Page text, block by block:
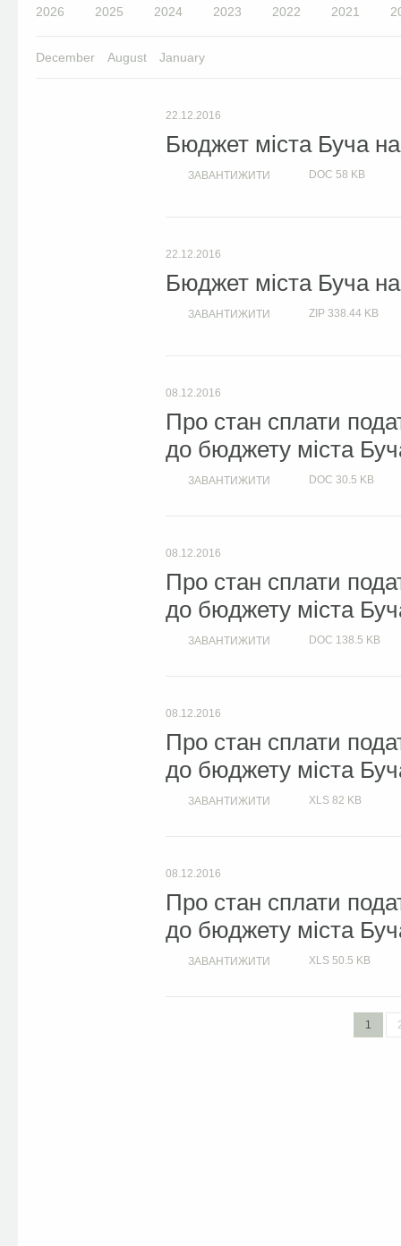
2026 2025 2024 2023 2022 2021
December August January
22.12.2016
Бюджет міста Буча на
ЗАВАНТИЖИТИ DOC 58 KB
22.12.2016
Бюджет міста Буча на
ЗАВАНТИЖИТИ ZIP 338.44 KB
08.12.2016
Про стан сплати
до бюджету міста
ЗАВАНТИЖИТИ DOC 30.5 KB
08.12.2016
Про стан сплати
до бюджету міста
ЗАВАНТИЖИТИ DOC 138.5 KB
08.12.2016
Про стан сплати
до бюджету міста
ЗАВАНТИЖИТИ XLS 82 KB
08.12.2016
Про стан сплати
до бюджету міста
ЗАВАНТИЖИТИ XLS 50.5 KB
1